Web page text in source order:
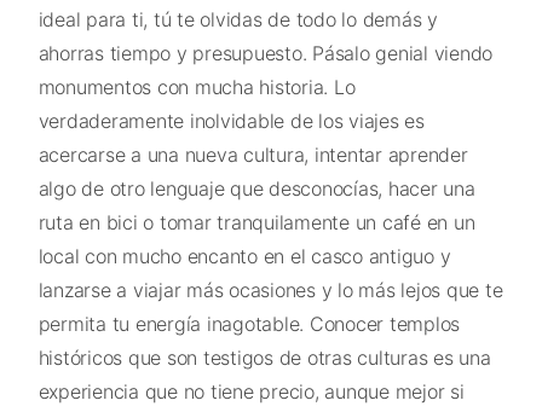
ideal para ti, tú te olvidas de todo lo demás y
ahorras tiempo y presupuesto. Pásalo genial viendo
monumentos con mucha historia. Lo
verdaderamente inolvidable de los viajes es
acercarse a una nueva cultura, intentar aprender
algo de otro lenguaje que desconocías, hacer una
ruta en bici o tomar tranquilamente un café en un
local con mucho encanto en el casco antiguo y
lanzarse a viajar más ocasiones y lo más lejos que te
permita tu energía inagotable. Conocer templos
históricos que son testigos de otras culturas es una
experiencia que no tiene precio, aunque mejor si